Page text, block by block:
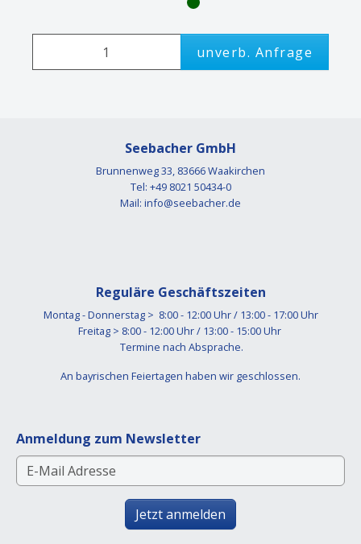
unverb. Anfrage
Seebacher GmbH
Brunnenweg 33, 83666 Waakirchen
Tel: +49 8021 50434-0
Mail: info@seebacher.de
Reguläre Geschäftszeiten
Montag - Donnerstag > 8:00 - 12:00 Uhr / 13:00 - 17:00 Uhr
Freitag > 8:00 - 12:00 Uhr / 13:00 - 15:00 Uhr
Termine nach Absprache.
An bayrischen Feiertagen haben wir geschlossen.
Anmeldung zum Newsletter
Jetzt anmelden